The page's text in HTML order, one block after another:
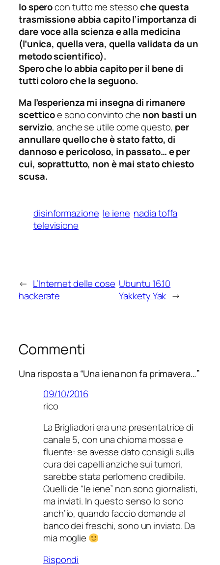
Io sperocon tutto me stessoche questa
trasmissione abbia capito l’importanza di
dare voce alla scienza e alla medicina
(l’unica, quella vera, quella validata da un
metodo scientifico).
Spero che lo abbia capito per il bene di
tutti coloro che la seguono.
Ma l’esperienza mi insegna di rimanere
scetticoe sono convinto che non basti un
servizio, anche se utile come questo, per
annullare quello che è stato fatto, di
dannoso e pericoloso, in passato… e per
cui, soprattutto, non è mai stato chiesto
scusa.
disinformazione le iene nadia toffa
televisione
← L’Internet delle cose
hackerate
Ubuntu 16.10
Yakkety Yak →
Commenti
Una risposta a “Una iena non fa primavera…”
09/10/2016
rico
La Brigliadori era una presentatrice di
canale 5, con una chioma mossa e
fluente: se avesse dato consigli sulla
cura dei capelli anziche sui tumori,
sarebbe stata perlomeno credibile.
Quelli de “le iene” non sono giornalisti,
ma inviati. In questo senso lo sono
anch’io, quando faccio domande al
banco dei freschi, sono un inviato. Da
mia moglie
Rispondi